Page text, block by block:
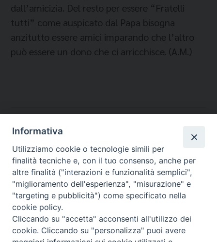
dall’amicizia. Del resto per essere “Fratelli
tutti” come auspicato dal Papa bisogna
anzitutto essere amici imparando che l’altro
può essere un dono che ci arricchisce. (A.M.)
Temi:
IMMIGRATI E RIFUGIATI
INTEGRAZIONE
SOPHIA IMPRESA SOCIALE
Migrantes Online
Informativa
Utilizziamo cookie o tecnologie simili per
finalità tecniche e, con il tuo consenso, anche per
altre finalità ("interazioni e funzionalità semplici",
"miglioramento dell'esperienza", "misurazione" e
"targeting e pubblicità") come specificato nella
cookie policy.
Cliccando su "accetta" acconsenti all'utilizzo dei
cookie. Cliccando su "personalizza" puoi avere